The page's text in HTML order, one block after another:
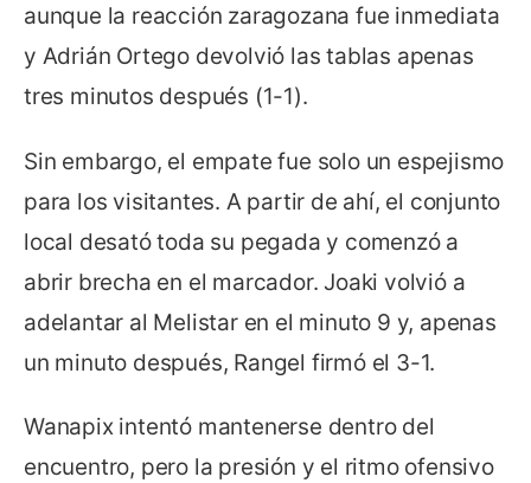
aunque la reacción zaragozana fue inmediata
y Adrián Ortego devolvió las tablas apenas
tres minutos después (1-1).
Sin embargo, el empate fue solo un espejismo
para los visitantes. A partir de ahí, el conjunto
local desató toda su pegada y comenzó a
abrir brecha en el marcador. Joaki volvió a
adelantar al Melistar en el minuto 9 y, apenas
un minuto después, Rangel firmó el 3-1.
Wanapix intentó mantenerse dentro del
encuentro, pero la presión y el ritmo ofensivo